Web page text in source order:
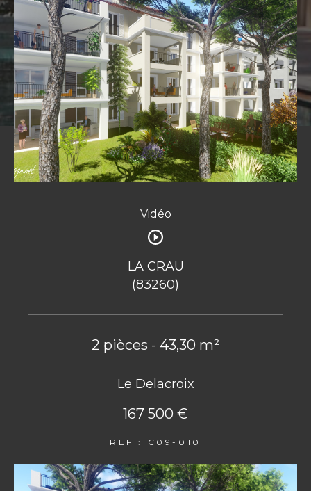
Vidéo
LA CRAU
(83260)
2 pièces - 43,30 m²
Le Delacroix
167 500 €
REF : C09-010